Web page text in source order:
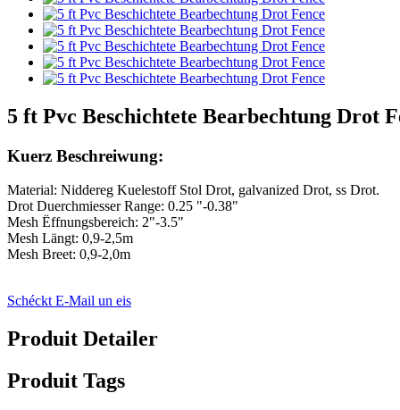
5 ft Pvc Beschichtete Bearbechtung Drot
Kuerz Beschreiwung:
Material: Niddereg Kuelestoff Stol Drot, galvanized Drot, ss Drot.
Drot Duerchmiesser Range: 0.25 "-0.38"
Mesh Ëffnungsbereich: 2"-3.5"
Mesh Längt: 0,9-2,5m
Mesh Breet: 0,9-2,0m
Schéckt E-Mail un eis
Produit Detailer
Produit Tags